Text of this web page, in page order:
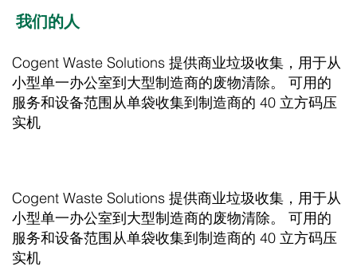
我们的人
Cogent Waste Solutions 提供商业垃圾收集，用于从
小型单一办公室到大型制造商的废物清除。 可用的
服务和设备范围从单袋收集到制造商的 40 立方码压
实机
Cogent Waste Solutions 提供商业垃圾收集，用于从
小型单一办公室到大型制造商的废物清除。 可用的
服务和设备范围从单袋收集到制造商的 40 立方码压
实机